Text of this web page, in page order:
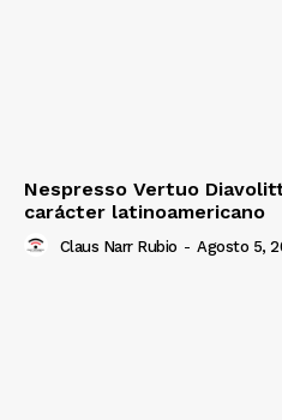
Nespresso Vertuo
carácter latinoamericano
Claus Narr Rubio - Agosto 5,